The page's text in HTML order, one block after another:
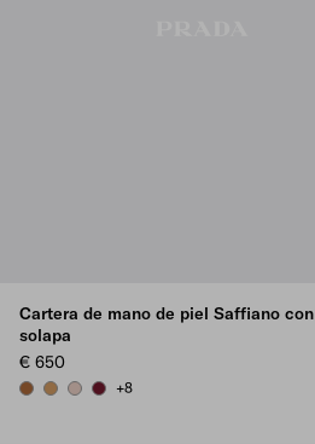
Cartera de mano de piel Saffiano con
solapa
€ 650
COGNAC
CARAMEL
POWDER PINK
BURGUNDY
+8